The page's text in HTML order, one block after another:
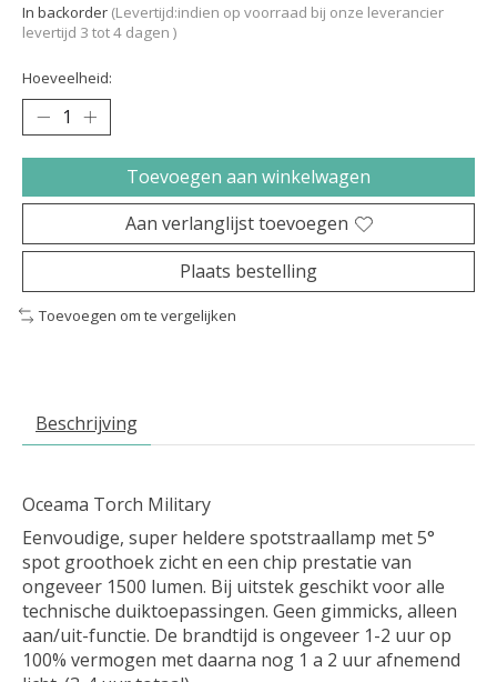
In backorder (Levertijd:indien op voorraad bij onze leverancier
levertijd 3 tot 4 dagen )
Hoeveelheid:
Toevoegen aan winkelwagen
Aan verlanglijst toevoegen
Plaats bestelling
Toevoegen om te vergelijken
Beschrijving
Oceama Torch Military
Eenvoudige, super heldere spotstraallamp met 5°
spot groothoek zicht en een chip prestatie van
ongeveer 1500 lumen. Bij uitstek geschikt voor alle
technische duiktoepassingen. Geen gimmicks, alleen
aan/uit-functie. De brandtijd is ongeveer 1-2 uur op
100% vermogen met daarna nog 1 a 2 uur afnemend